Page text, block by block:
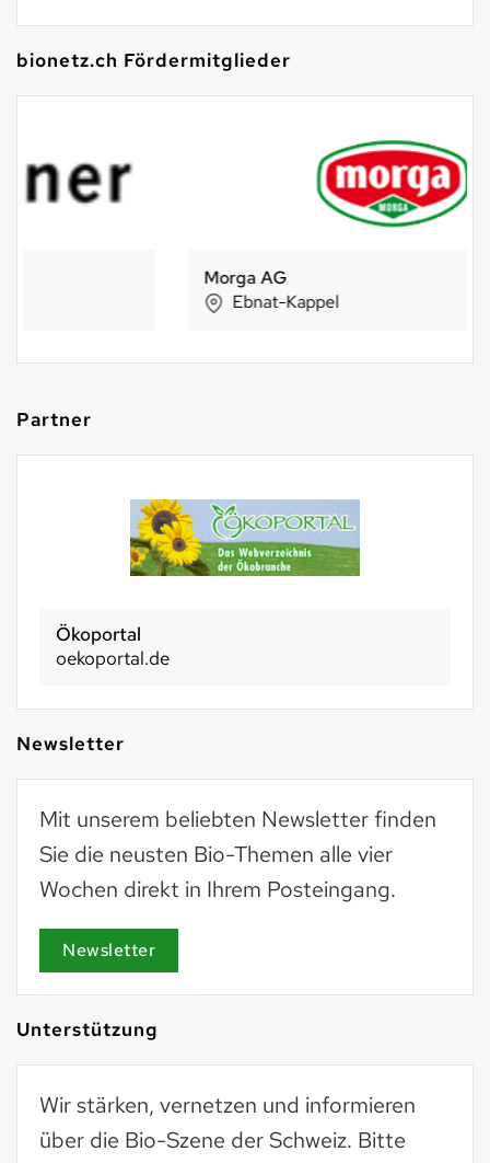
bionetz.ch Fördermitglieder
Partner
Ökoportal
oekoportal.de
Newsletter
Mit unserem beliebten Newsletter finden
Sie die neusten Bio-Themen alle vier
Wochen direkt in Ihrem Posteingang.
Newsletter
Unterstützung
Wir stärken, vernetzen und informieren
über die Bio-Szene der Schweiz. Bitte